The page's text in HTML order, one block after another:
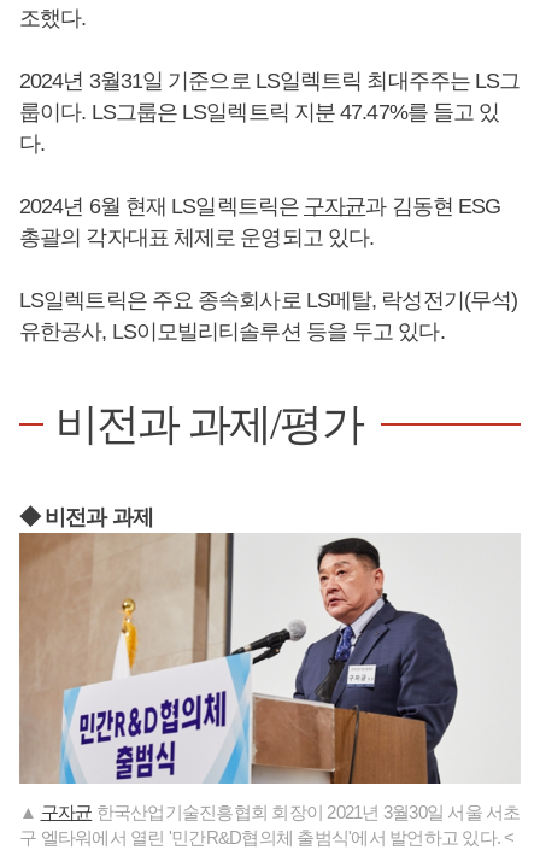
조했다.
2024년 3월31일 기준으로 LS일렉트릭 최대주주는 LS그
룹이다. LS그룹은 LS일렉트릭 지분 47.47%를 들고 있
다.
2024년 6월 현재 LS일렉트릭은 구자균과 김동현 ESG
총괄의 각자대표 체제로 운영되고 있다.
LS일렉트릭은 주요 종속회사로 LS메탈, 락성전기(무석)
유한공사, LS이모빌리티솔루션 등을 두고 있다.
비전과 과제/평가
◆ 비전과 과제
▲ 구자균 한국산업기술진흥협회 회장이 2021년 3월30일 서울 서초
구 엘타워에서 열린 '민간R&D협의체 출범식'에서 발언하고 있다. <